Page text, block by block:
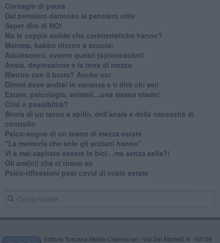
​Contagio di paura
​Dal pensiero dannoso al pensiero utile
​Saper dire di NO!
​Ma le coppie solide che caratteristiche hanno?
​Mamma, babbo ritorno a scuola!
Adolescenti, ovvero questi (s)conosciuti!
Ansia, depressione e la terra di mezzo
​Rientro con il botto? Anche no!
Dimmi dove andrai in vacanza e ti dirò chi sei!
​Estate, psicologia, animali…una strana triade!
​Crisi o possibilità?
​Storia di un tacco a spillo, dell’ansia e della necessità di
controllo
​Psico-sogno di un teatro di mezza estate
"La memoria che solo gli anziani hanno"
​Vi è mai capitato essere in bici…ma senza sella?!
​Gli ami(ci) che ci tirano su
Psico-riflessioni post covid di inizio estate
Editore Toscana Media Channel srl - Via Dei Martelli, 8 - 50129